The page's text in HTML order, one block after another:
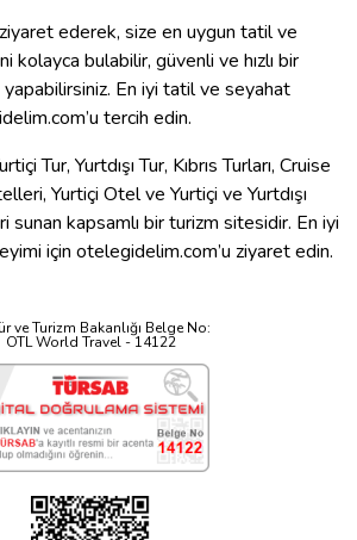
ederek, size en uygun tatil ve
kolayca bulabilir, güvenli ve hızlı bir
En iyi tatil ve seyahat
tercih edin.
Tur, Yurtdışı Tur, Kıbrıs Turları, Cruise
Yurtiçi Otel ve Yurtiçi ve Yurtdışı
sunan kapsamlı bir turizm sitesidir. En iyi
için otelegidelim.com’u ziyaret edin.
ve Turizm Bakanlığı Belge No:
OTL World Travel - 14122